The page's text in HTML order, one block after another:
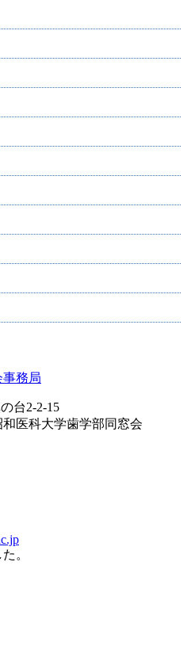
台2-2-15
医科大学歯学部同窓会
。